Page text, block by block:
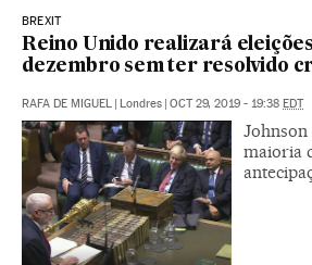
BREXIT
Reino Unido realizará
dezembro sem ter resolvido
RAFA DE MIGUEL | Londres | OCT 29, 2019 - 19:38 EDT
Johnson
maioria